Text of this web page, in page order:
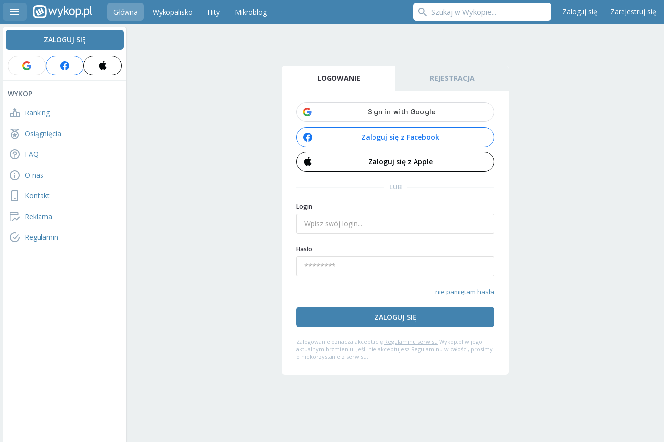
Główna Wykopalisko Hity Mikroblog Zaloguj się Zarejestruj się
ZALOGUJ SIĘ
WYKOP
Ranking
Osiągnięcia
FAQ
O nas
Kontakt
Reklama
Regulamin
LOGOWANIE REJESTRACJA
Zaloguj się z Facebook
Zaloguj się z Apple
LUB
Login
Hasło
nie pamiętam hasła
ZALOGUJ SIĘ
Zalogowanie oznacza akceptację Regulaminu serwisu Wykop.pl w jego
aktualnym brzmieniu. Jeśli nie akceptujesz Regulaminu w całości, prosimy
o niekorzystanie z serwisu.